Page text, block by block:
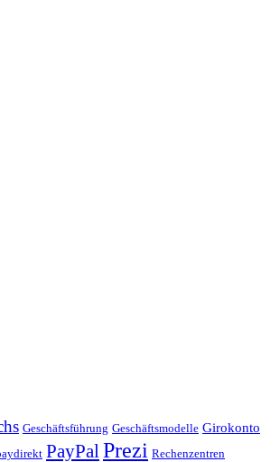
Geschäftsführung Geschäftsmodelle Girokonto
PayPalPrezi Rechenzentren